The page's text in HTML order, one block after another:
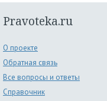
Pravoteka.ru
О проекте
Обратная связь
Все вопросы и ответы
Справочник